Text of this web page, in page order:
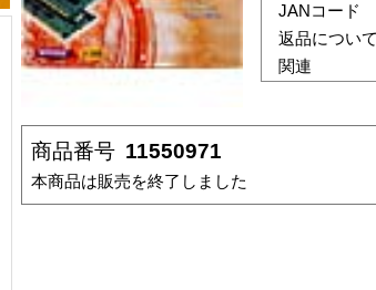
JANコード
返品について
関連
商品番号 11550971
本商品は販売を終了しました